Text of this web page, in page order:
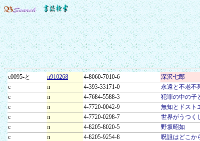
c0095-と n910268 4-8060-7010-6 深沢七郎
c
n 4-393-33171-0 永遠と不老不
c
n 4-7684-5588-3 犯罪の中の子
c
n 4-7720-0042-9 無知とドスト
c
n 4-7720-0298-7 世界がうつく
c
n 4-8205-8020-5 野坂昭如
c
n 4-8205-9254-8 呪詛はどこか